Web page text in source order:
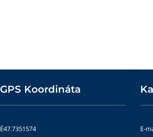
GPS Koordináta
É47.7351574
E-